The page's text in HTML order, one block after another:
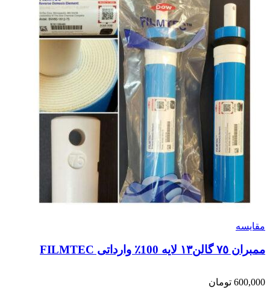
مقایسه
ممبران ٧٥ گالن١٣ لایه 100٪ وارداتی FILMTEC
600,000 تومان